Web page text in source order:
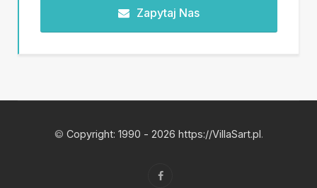
Zapytaj Nas
© Copyright: 1990 - 2026 https://VillaSart.pl.